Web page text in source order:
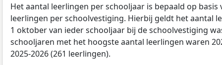
Het aantal leerlingen per schooljaar is bepaald op basis
leerlingen per schoolvestiging. Hierbij geldt het aantal
1 oktober van ieder schooljaar bij de schoolvestiging
schooljaren met het hoogste aantal leerlingen waren
2025-2026 (261 leerlingen).